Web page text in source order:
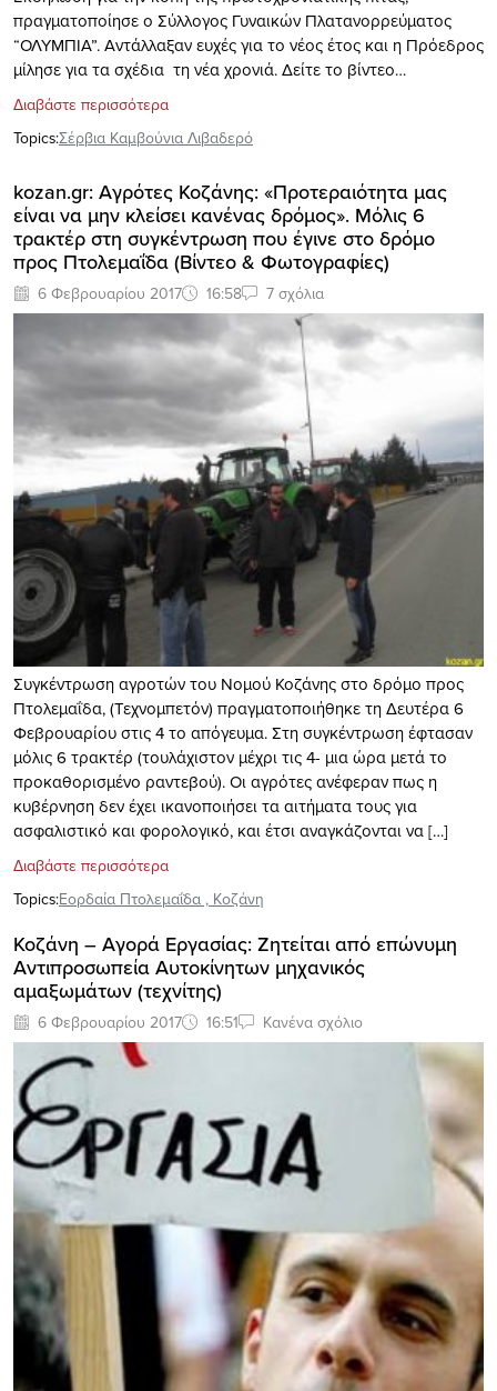
πραγματοποίησε o Σύλλoγος Γυναικών Πλατανορρεύματος
“ΟΛΥΜΠΙΑ”. Αντάλλαξαν ευχές για το νέος έτος και η Πρόεδρος
μίλησε για τα σχέδια τη νέα χρονιά. Δείτε το βίντεο…
Διαβάστε περισσότερα
Topics:Σέρβια Καμβούνια Λιβαδερό
kozan.gr: Αγρότες Κοζάνης: «Προτεραιότητα μας
είναι να μην κλείσει κανένας δρόμος». Μόλις 6
τρακτέρ στη συγκέντρωση που έγινε στο δρόμο
προς Πτολεμαΐδα (Bίντεο & Φωτογραφίες)
6 Φεβρουαρίου 2017 16:58 7 σχόλια
Συγκέντρωση αγροτών του Νομού Κοζάνης στο δρόμο προς
Πτολεμαΐδα, (Τεχνομπετόν) πραγματοποιήθηκε τη Δευτέρα 6
Φεβρουαρίου στις 4 το απόγευμα. Στη συγκέντρωση έφτασαν
μόλις 6 τρακτέρ (τουλάχιστον μέχρι τις 4- μια ώρα μετά το
προκαθορισμένο ραντεβού). Οι αγρότες ανέφεραν πως η
κυβέρνηση δεν έχει ικανοποιήσει τα αιτήματα τους για
ασφαλιστικό και φορολογικό, και έτσι αναγκάζονται να […]
Διαβάστε περισσότερα
Topics:Εορδαία Πτολεμαΐδα , Κοζάνη
Koζάνη – Αγορά Εργασίας: Ζητείται από επώνυμη
Αντιπροσωπεία Αυτοκίνητων μηχανικός
αμαξωμάτων (τεχνίτης)
6 Φεβρουαρίου 2017 16:51 Κανένα σχόλιο